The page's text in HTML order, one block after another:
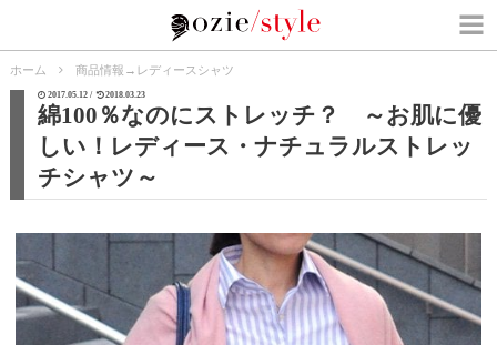
ホーム 商品情報 → レディースシャツ
2017.05.12 / 2018.03.23
綿100％なのにストレッチ？ ～お肌に優
しい！レディース・ナチュラルストレッ
チシャツ～